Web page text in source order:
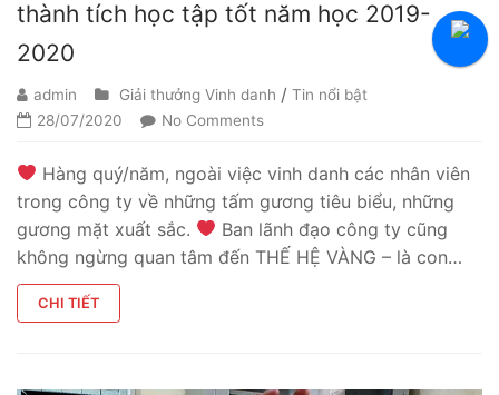
Tuyển Thực Tập Sinh
thành tích học tập tốt năm học 2019-
2020
admin Giải thưởng Vinh danh / Tin nổi bật
28/07/2020
No Comments
Hàng quý/năm, ngoài việc vinh danh các nhân viên
trong công ty về những tấm gương tiêu biểu, những
gương mặt xuất sắc.
Ban lãnh đạo công ty cũng
không ngừng quan tâm đến THẾ HỆ VÀNG – là con…
CHI TIẾT